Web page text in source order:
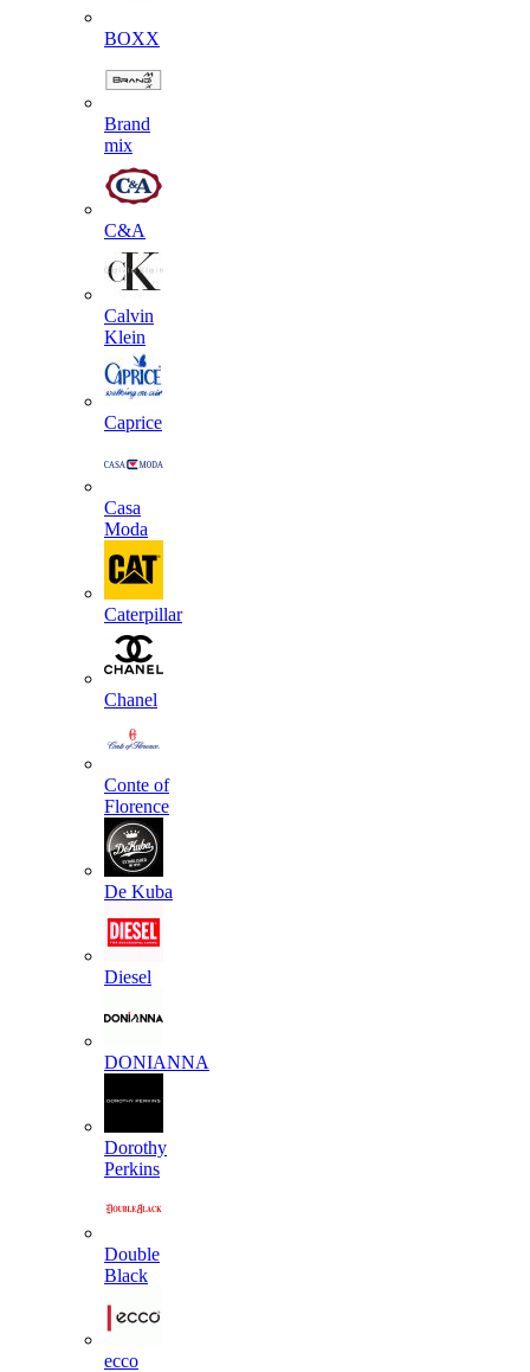
BOXX
Brand
mix
C&A
Calvin
Klein
Caprice
Casa
Moda
Caterpillar
Chanel
Conte of
Florence
De Kuba
Diesel
DONIANNA
Dorothy
Perkins
Double
Black
ecco